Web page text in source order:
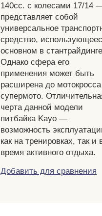
140cc. с колесами 17/14
представляет собой
универсальное
средство,
основном в
Однако сфера его
применения может быть
расширена до
супермото.
черта данной модели
питбайка Kayo —
возможность
как на тренировках, так и
время активного отдыха.
Добавить для сравнения